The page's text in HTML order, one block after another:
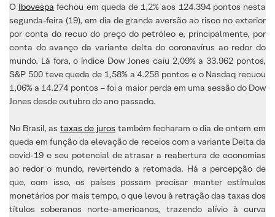
O Ibovespa fechou em queda de 1,2% aos 124.394 pontos nesta
segunda-feira (19), em dia de grande aversão ao risco no exterior
por conta do recuo do preço do petróleo e, principalmente, por
conta do avanço da variante delta do coronavírus ao redor do
mundo. Lá fora, o índice Dow Jones caiu 2,09% a 33.962 pontos,
S&P 500 teve queda de 1,58% a 4.258 pontos e o Nasdaq recuou
1,06% a 14.274 pontos – foi a maior perda em uma sessão do Dow
Jones desde outubro do ano passado.
No Brasil, as taxas de juros também fecharam o dia de ontem em
queda em função da elevação de receios com a variante Delta da
covid-19 e seu potencial de atrasar a reabertura de economias
ao redor o mundo, revertendo a retomada. Há a percepção de
que, com isso, os países possam precisar manter estímulos
monetários por mais tempo, o que levou à retração das taxas dos
títulos soberanos norte-americanos, trazendo alívio à curva